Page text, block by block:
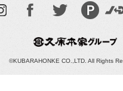
©KUBARAHONKE CO.,LTD. All Rights